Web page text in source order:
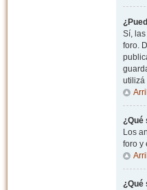
Sí,
foro.
utilizá
¿Qué
Los
foro y
¿Qué